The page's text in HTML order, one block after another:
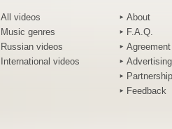
All videos
Music genres
Russian videos
International videos
About
F.A.Q.
Agreement
Advertising
Partnership
Feedback